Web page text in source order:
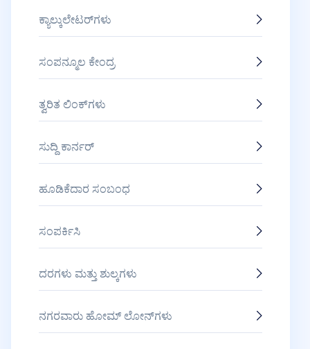
ಕ್ಯಾಲ್ಕುಲೇಟರ್‌ಗಳು
ಸಂಪನ್ಮೂಲ ಕೇಂದ್ರ
ತ್ವರಿತ ಲಿಂಕ್‌ಗಳು
ಸುದ್ದಿ ಕಾರ್ನರ್
ಹೂಡಿಕೆದಾರ ಸಂಬಂಧ
ಸಂಪರ್ಕಿಸಿ
ದರಗಳು ಮತ್ತು ಶುಲ್ಕಗಳು
ನಗರವಾರು ಹೋಮ್ ಲೋನ್‌ಗಳು